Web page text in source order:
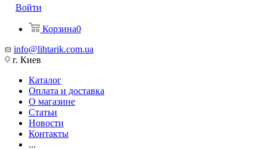
Войти
Корзина0
info@lihtarik.com.ua
г. Киев
Каталог
Оплата и доставка
О магазине
Статьи
Новости
Контакты
...